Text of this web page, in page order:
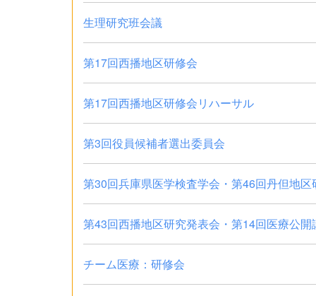
生理研究班会議
第17回西播地区研修会
第17回西播地区研修会リハーサル
第3回役員候補者選出委員会
第30回兵庫県医学検査学会・第46回丹但地区
第43回西播地区研究発表会・第14回医療公開
チーム医療：研修会